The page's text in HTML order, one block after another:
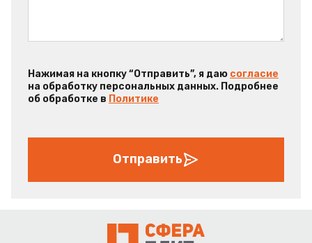
Нажимая на кнопку “Отправить”, я даю согласие
на обработку персональных данных. Подробнее
об обработке в Политике
Отправить